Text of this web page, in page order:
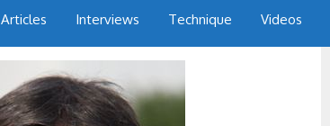
Articles Interviews Technique Videos